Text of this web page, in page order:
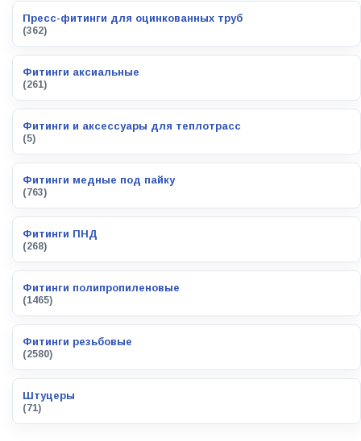
Пресс-фитинги для оцинкованных труб
(362)
Фитинги аксиальные
(261)
Фитинги и аксессуары для теплотрасс
(5)
Фитинги медные под пайку
(763)
Фитинги ПНД
(268)
Фитинги полипропиленовые
(1465)
Фитинги резьбовые
(2580)
Штуцеры
(71)